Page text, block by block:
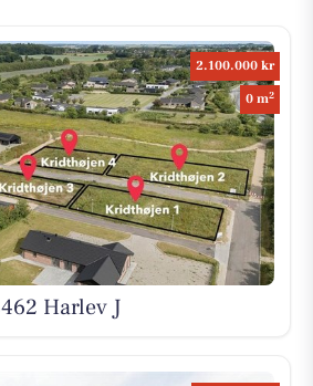
2.100.000 kr
0 m2
Harlev J